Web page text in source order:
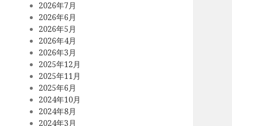
2026年7月
2026年6月
2026年5月
2026年4月
2026年3月
2025年12月
2025年11月
2025年6月
2024年10月
2024年8月
2024年3月